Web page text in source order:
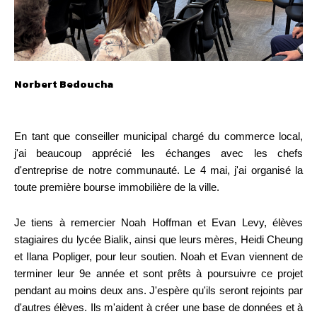
Norbert Bedoucha
En tant que conseiller municipal chargé du commerce local,
j'ai beaucoup apprécié les échanges avec les chefs
d'entreprise de notre communauté. Le 4 mai, j'ai organisé la
toute première bourse immobilière de la ville.
Je tiens à remercier Noah Hoffman et Evan Levy, élèves
stagiaires du lycée Bialik, ainsi que leurs mères, Heidi Cheung
et Ilana Popliger, pour leur soutien. Noah et Evan viennent de
terminer leur 9e année et sont prêts à poursuivre ce projet
pendant au moins deux ans. J'espère qu'ils seront rejoints par
d'autres élèves. Ils m'aident à créer une base de données et à